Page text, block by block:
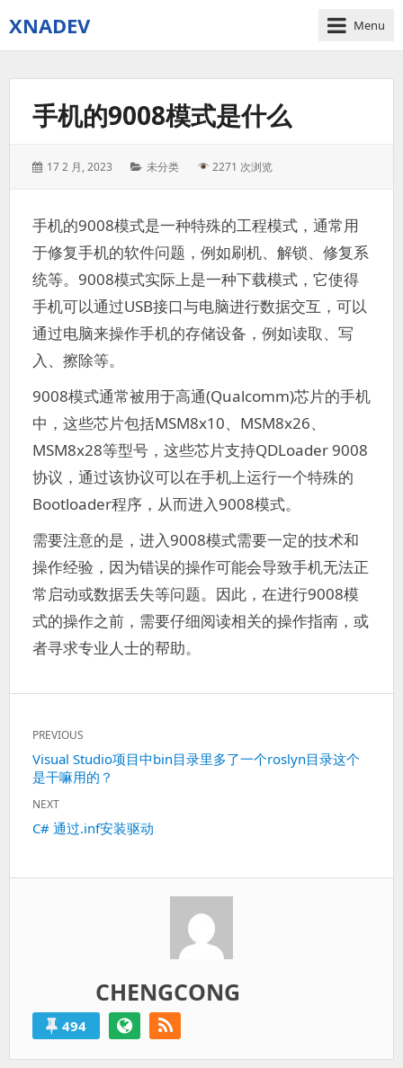
XNADEV Menu
手机的9008模式是什么
Posted
17 2 月, 2023 Categories:
未分类 2271 次浏览
手机的9008模式是一种特殊的工程模式，通常用
于修复手机的软件问题，例如刷机、解锁、修复系
统等。9008模式实际上是一种下载模式，它使得
手机可以通过USB接口与电脑进行数据交互，可以
通过电脑来操作手机的存储设备，例如读取、写
入、擦除等。
9008模式通常被用于高通(Qualcomm)芯片的手机
中，这些芯片包括MSM8x10、MSM8x26、
MSM8x28等型号，这些芯片支持QDLoader 9008
协议，通过该协议可以在手机上运行一个特殊的
Bootloader程序，从而进入9008模式。
需要注意的是，进入9008模式需要一定的技术和
操作经验，因为错误的操作可能会导致手机无法正
常启动或数据丢失等问题。因此，在进行9008模
式的操作之前，需要仔细阅读相关的操作指南，或
者寻求专业人士的帮助。
文
章
导
航
PREVIOUS
Previous
post:
Visual Studio项目中bin目录里多了一个roslyn目录这个
是干嘛用的？
NEXT
Next
C# 通过.inf安装驱动
CHENGCONG
494